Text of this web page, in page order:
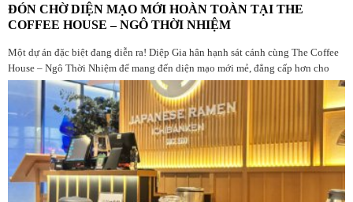
ĐÓN CHỜ DIỆN MẠO MỚI HOÀN TOÀN TẠI THE
COFFEE HOUSE – NGÔ THỜI NHIỆM
Một dự án đặc biệt đang diễn ra! Diệp Gia hân hạnh sát cánh cùng The Coffee
House – Ngô Thời Nhiệm để mang đến diện mạo mới mẻ, đẳng cấp hơn cho
không gian quen thuộc